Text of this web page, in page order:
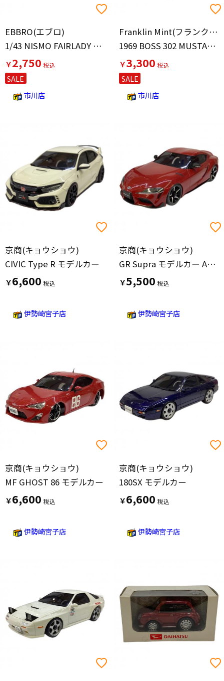
EBBRO(エブロ)
1/43 NISMO FAIRLADY Z S-tune GT NISMO STRIPE(シルバー) 「HOT!」
￥2,750
SALE
市川店
Franklin Mint(フランクリンミント)
1969 BOSS 302 MUSTANG モデルカー
￥3,300
SALE
市川店
京商(キョウショウ)
CIVIC Type R モデルカー
￥6,600
伊勢崎宮子店
京商(キョウショウ)
GR Supra モデルカー Auto Scale
￥5,500
伊勢崎宮子店
京商(キョウショウ)
MF GHOST 86 モデルカー
￥6,600
伊勢崎宮子店
京商(キョウショウ)
180SX モデルカー
￥6,600
伊勢崎宮子店